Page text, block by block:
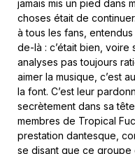
jamais mis un pied dans
choses était de
à tous les fans,
de-là : c’était bien,
analyses pas toujours
aimer la musique, c’est
la font. C’est leur
secrètement dans sa
membres de Tropical
prestation dantesque,
se disant que ce groupe